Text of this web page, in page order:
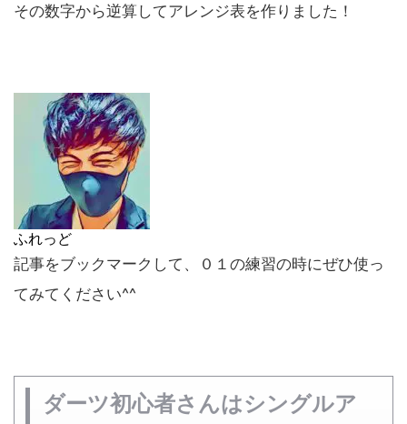
その数字から逆算してアレンジ表を作りました！
ふれっど
記事をブックマークして、０１の練習の時にぜひ使っ
てみてください^^
ダーツ初心者さんはシングルア